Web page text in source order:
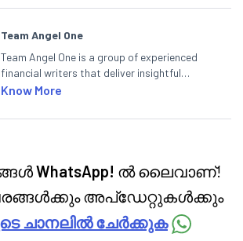
Team Angel One
Team Angel One is a group of experienced
financial writers that deliver insightful
articles on the stock market, IPO, economy,
categories.
Know More
WhatsApp! ൽ ലൈവാണ്!
അപ്‌ഡേറ്റുകൾക്കും
ചാനലിൽ ചേർക്കുക